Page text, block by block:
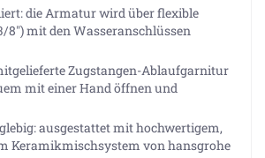
die Armatur wird über flexible
8") mit den Wasseranschlüssen
Zugstangen-Ablaufgarnitur
mit einer Hand öffnen und
ausgestattet mit hochwertigem,
Keramikmischsystem von hansgrohe